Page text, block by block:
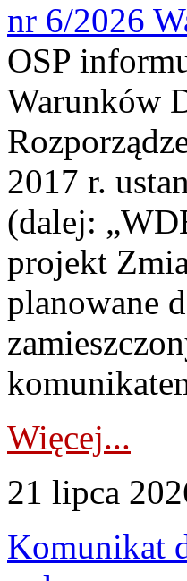
nr 6/2026
OSP
Warunków
2017 r.
(dalej:
projekt
planowane
Więcej...
21 lipca
Komunikat